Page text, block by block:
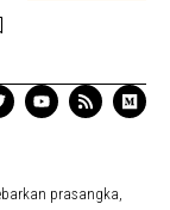
prasangka,